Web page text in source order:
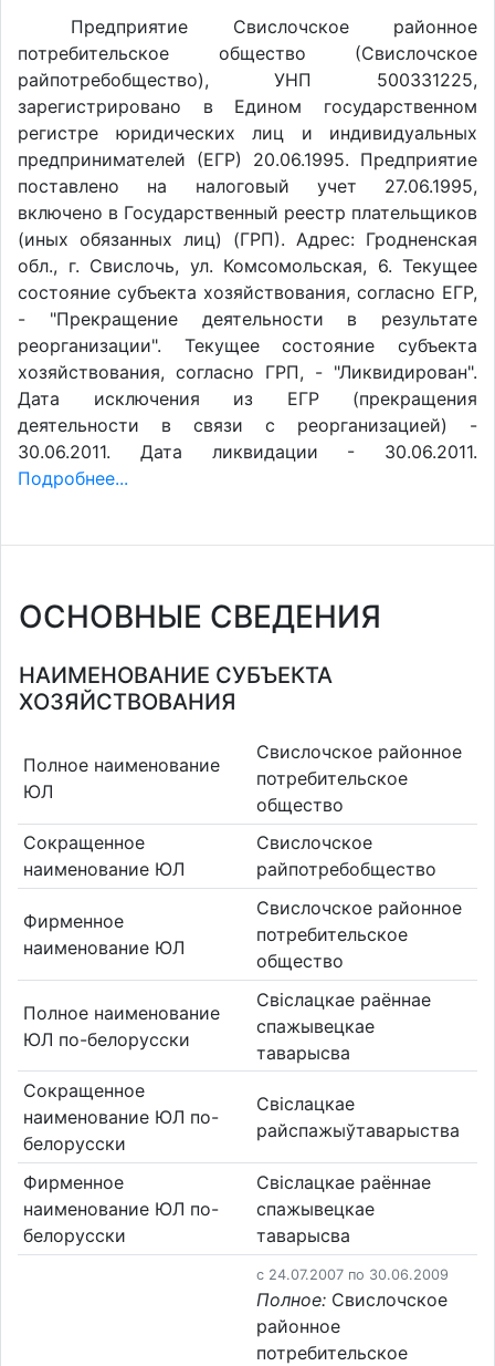
Предприятие Свислочское районное
потребительское общество (Свислочское
райпотребобщество), УНП 500331225,
зарегистрировано в Едином государственном
регистре юридических лиц и индивидуальных
предпринимателей (ЕГР) 20.06.1995. Предприятие
поставлено на налоговый учет 27.06.1995,
включено в Государственный реестр плательщиков
(иных обязанных лиц) (ГРП). Адрес: Гродненская
обл., г. Свислочь, ул. Комсомольская, 6. Текущее
состояние субъекта хозяйствования, согласно ЕГР,
- "Прекращение деятельности в результате
реорганизации". Текущее состояние субъекта
хозяйствования, согласно ГРП, - "Ликвидирован".
Дата исключения из ЕГР (прекращения
деятельности в связи с реорганизацией) -
30.06.2011. Дата ликвидации - 30.06.2011.
Подробнее...
ОСНОВНЫЕ СВЕДЕНИЯ
НАИМЕНОВАНИЕ СУБЪЕКТА
ХОЗЯЙСТВОВАНИЯ
Полное наименование
ЮЛ
Свислочское районное
потребительское
общество
Сокращенное
наименование ЮЛ
Свислочское
райпотребобщество
Фирменное
наименование ЮЛ
Свислочское районное
потребительское
общество
Полное наименование
ЮЛ по-белорусски
Свіслацкае раённае
спажывецкае
таварысва
Сокращенное
наименование ЮЛ по-
белорусски
Свіслацкае
райспажыўтаварыства
Фирменное
наименование ЮЛ по-
белорусски
Свіслацкае раённае
спажывецкае
таварысва
c 24.07.2007 по 30.06.2009
Полное: Свислочское
районное
потребительское